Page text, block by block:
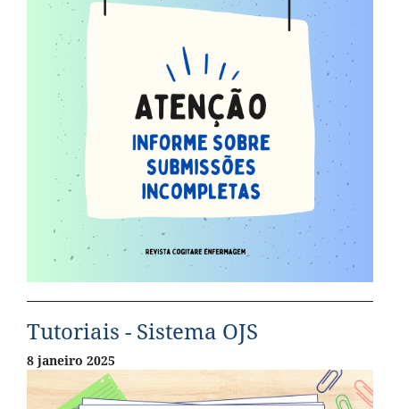
Tutoriais - Sistema OJS
8 janeiro 2025